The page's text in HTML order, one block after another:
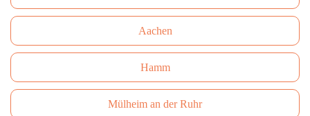
Aachen
Hamm
Mülheim an der Ruhr